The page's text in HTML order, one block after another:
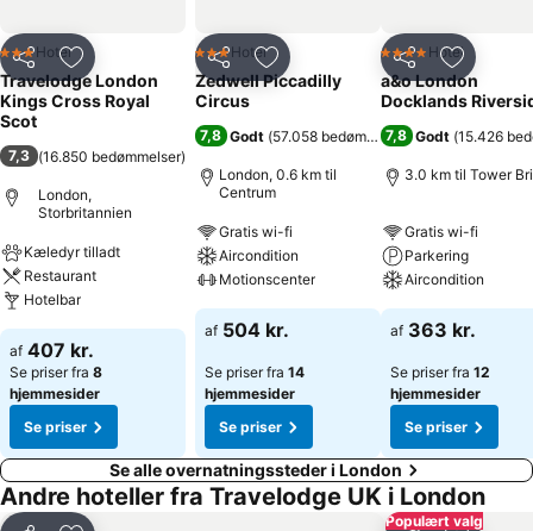
Del Føj til favoritter
3 Stjerner
Hotel
Travelodge London
Kings Cross Royal
Scot
7,3 (16.850 bedømmelser)
London,
Storbritannien
Kæledyr tilladt
Restaurant
Hotelbar
af 407 kr.
Se priser fra 8
hjemmesider
Se priser
Del Føj til favoritter
3 Stjerner
Hotel
Zedwell Piccadilly
Circus
7,8 Godt (57.058 bedømmelser )
London, 0.6 km til
Centrum
Gratis wi-fi
Aircondition
Motionscenter
af 504 kr.
Se priser fra 14
hjemmesider
Se priser
Del Føj til
4 StjernerHotel
a&o London
Docklands
7,8 Godt (15.426
3.0 km til Tower
Gratis wi-fi
Parkering
Aircondition
af 363 kr.
Se priser fra 12
hjemmesider
Se priser
Se alle overnatningssteder i London
Andre hoteller fra Travelodge UK i London
Populært valg